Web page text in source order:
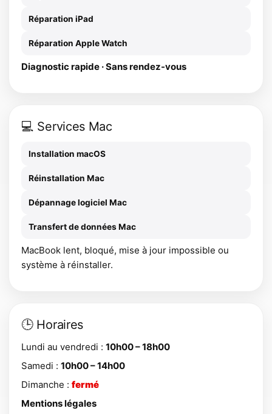
Réparation iPad
Réparation Apple Watch
Diagnostic rapide · Sans rendez-vous
💻 Services Mac
Installation macOS
Réinstallation Mac
Dépannage logiciel Mac
Transfert de données Mac
MacBook lent, bloqué, mise à jour impossible ou
système à réinstaller.
🕒 Horaires
Lundi au vendredi : 10h00 – 18h00
Samedi : 10h00 – 14h00
Dimanche : fermé
Mentions légales